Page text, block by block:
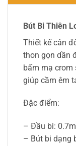
Bút Bi Thiên
Thiết kế cân
thon gọn dần
bấm mạ crom
giúp cầm êm
Đặc điểm:
– Đầu bi:
– Bút bi dạng